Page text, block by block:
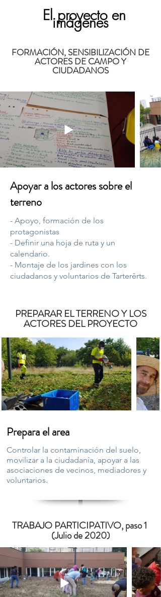
El proyecto en
imágenes
FORMACIÓN, SENSIBILIZACIÓN DE
ACTORES DE CAMPO Y
CIUDADANOS
Apoyar a los actores sobre el
terreno
- Apoyo, formación de los
protagonistas
- Definir una hoja de ruta y un
calendario.
- Montaje de los jardines con los
ciudadanos y voluntarios de Tarterêrts.
PREPARAR EL TERRENO Y LOS
ACTORES DEL PROYECTO
Prepara el area
Controlar la contaminación del suelo,
movilizar a la ciudadanía, apoyar a las
asociaciones de vecinos, mediadores y
voluntarios.
TRABAJO PARTICIPATIVO, paso 1
(Julio de 2020)